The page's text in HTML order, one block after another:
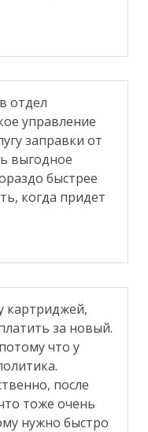
отдел
управление
заправки от
выгодное
быстрее
когда придет
картриджей,
за новый.
что у
после
тоже очень
нужно быстро